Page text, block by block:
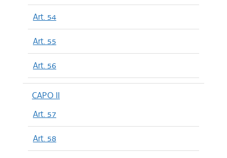
Art. 54
Art. 55
Art. 56
CAPO II
Art. 57
Art. 58